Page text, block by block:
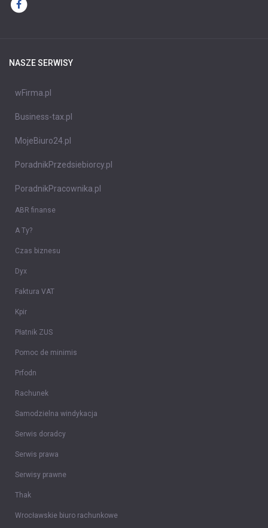
NASZE SERWISY
wFirma.pl
Business-tax.pl
MojeBiuro24.pl
PoradnikPrzedsiebiorcy.pl
PoradnikPracownika.pl
ABR finanse
A Ty?
Czas biznesu
Dyx
Faktura VAT
Kpir
Płatnik ZUS
Pomoc de minimis
Prfodn
Rachunek
Samodzielna windykacja
Serwis doradcy
Serwis prawa
Serwisy prawne
Thak
Wrocławskie biuro rachunkowe